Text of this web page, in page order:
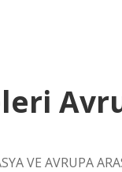
VE AVRUPA